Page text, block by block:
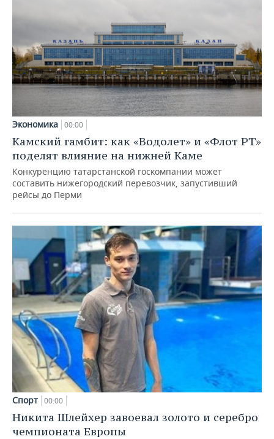
Экономика 00:00
Камский гамбит: как «Водолет» и «Флот РТ»
поделят влияние на нижней Каме
Конкуренцию татарстанской госкомпании может
составить нижегородский перевозчик, запустивший
рейсы до Перми
Спорт 00:00
Никита Шлейхер завоевал золото и серебро
чемпионата Европы